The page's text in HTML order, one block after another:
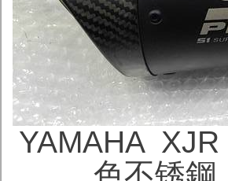
YAMAHA
色不锈鋼